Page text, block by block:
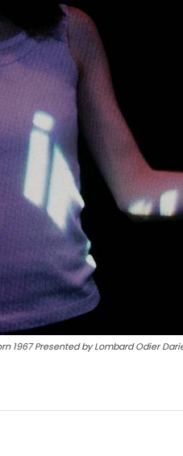
1967 Presented by Lombard Odier